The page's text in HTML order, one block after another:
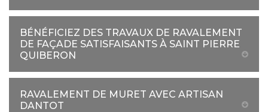
BÉNÉFICIEZ DES TRAVAUX DE RAVALEMENT
DE FAÇADE SATISFAISANTS À SAINT PIERRE
QUIBERON
RAVALEMENT DE MURET AVEC ARTISAN
DANTOT